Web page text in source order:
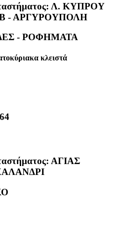
Λ. ΚΥΠΡΟΥ
- ΑΡΓΥΡΟΥΠΟΛΗ
- ΡΟΦΗΜΑΤΑ
κλειστά
ΑΓΙΑΣ